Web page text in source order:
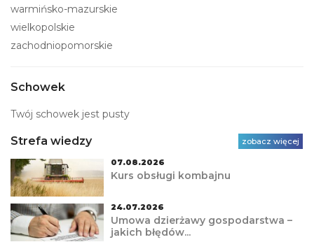
warmińsko-mazurskie
wielkopolskie
zachodniopomorskie
Schowek
Twój schowek jest pusty
Strefa wiedzy zobacz więcej
07.08.2026
Kurs obsługi kombajnu
24.07.2026
Umowa dzierżawy gospodarstwa –
jakich błędów...